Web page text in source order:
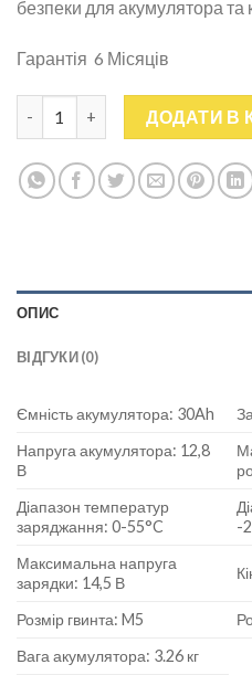
безпеки для акумулятора та
Гарантія 6 Місяців
Акумулятор Літієва батарея
ДОДАТИ В
ОПИС
ВІДГУКИ (0)
Ємність акумулятора: 30Ah
Напруга акумулятора: 12,8
В
Діапазон температур
заряджання: 0-55°C
-
Максимальна напруга
зарядки: 14,5 В
Розмір гвинта: M5
Вага акумулятора: 3.26 кг